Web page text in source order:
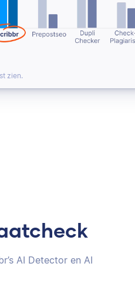
zien.
AI Detector en AI